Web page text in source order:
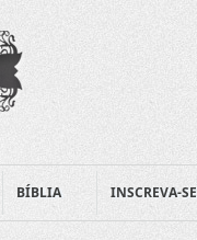
BÍBLIA INSCREVA-SE